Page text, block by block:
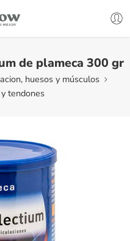
de plameca 300 gr
huesos y músculos
tendones